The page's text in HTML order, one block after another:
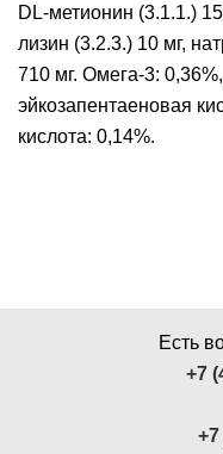
DL-метионин (3.1.1.)
лизин (3.2.3.) 10 мг,
710 мг. Омега-3:
эйкозапентаеновая
кислота: 0,14%.
Есть
+7
+7